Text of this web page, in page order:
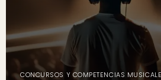
CONCURSOS Y COMPETENCIAS